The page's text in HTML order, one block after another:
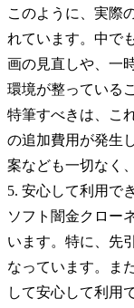
このように、実際
れています。中で
画の見直しや、一
環境が整っている
特筆すべきは、こ
の追加費用が発生
案なども一切なく
5. 安心して利用で
ソフト闇金クロー
います。特に、先
なっています。ま
して安心して利用